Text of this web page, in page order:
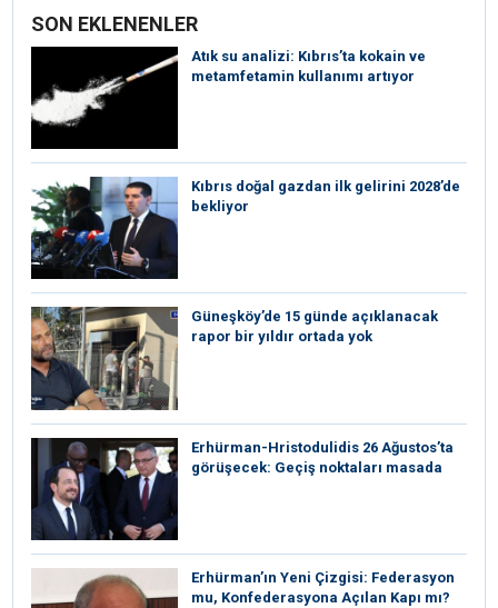
SON EKLENENLER
Atık su analizi: Kıbrıs’ta kokain ve
metamfetamin kullanımı artıyor
Kıbrıs doğal gazdan ilk gelirini 2028’de
bekliyor
Güneşköy’de 15 günde açıklanacak
rapor bir yıldır ortada yok
Erhürman-Hristodulidis 26 Ağustos’ta
görüşecek: Geçiş noktaları masada
Erhürman’ın Yeni Çizgisi: Federasyon
mu, Konfederasyona Açılan Kapı mı?